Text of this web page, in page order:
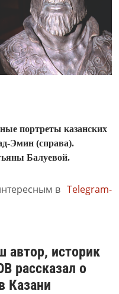
портреты казанских
Эмин (справа).
Балуевой.
в Telegram-
автор, историк
рассказал о
Казани